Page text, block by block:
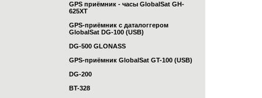
GPS приёмник - часы GlobalSat GH-
625XT
GPS-приёмник с даталоггером
GlobalSat DG-100 (USB)
DG-500 GLONASS
GPS-приёмник GlobalSat GT-100 (USB)
DG-200
BT-328